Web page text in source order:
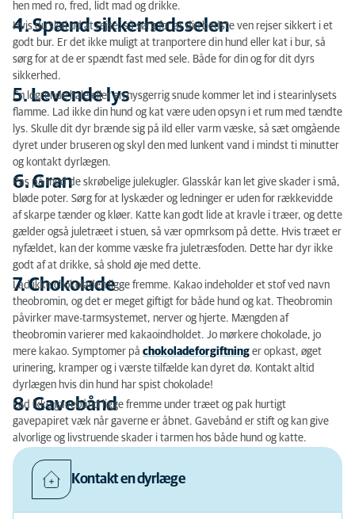
hen med ro, fred, lidt mad og drikke.
4. Spænd sikkerhedsselen
Hvis du skal ud at rejse, så sørg for at din bedste ven rejser sikkert i et
godt bur. Er det ikke muligt at tranportere din hund eller kat i bur, så
sørg for at de er spændt fast med sele. Både for din og for dit dyrs
sikkerhed.
5. Levende lys
En logrende hale eller en nysgerrig snude kommer let ind i stearinlysets
flamme. Lad ikke din hund og kat være uden opsyn i et rum med tændte
lys. Skulle dit dyr brænde sig på ild eller varm væske, så sæt omgående
dyret under bruseren og skyl den med lunkent vand i mindst ti minutter
og kontakt dyrlægen.
6. Gran
Pas på med de skrøbelige julekugler. Glasskår kan let give skader i små,
bløde poter. Sørg for at lyskæder og ledninger er uden for rækkevidde
af skarpe tænder og kløer. Katte kan godt lide at kravle i træer, og dette
gælder også juletræet i stuen, så vær opmrksom på dette. Hvis træet er
nyfældet, kan der komme væske fra juletræsfoden. Dette har dyr ikke
godt af at drikke, så shold øje med dette.
7. Chokolade
Lad ikke chokoladen ligge fremme. Kakao indeholder et stof ved navn
theobromin, og det er meget giftigt for både hund og kat. Theobromin
påvirker mave-tarmsystemet, nerver og hjerte. Mængden af
theobromin varierer med kakaoindholdet. Jo mørkere chokolade, jo
mere kakao. Symptomer på chokoladeforgiftning er opkast, øget
urinering, kramper og i værste tilfælde kan dyret dø. Kontakt altid
dyrlægen hvis din hund har spist chokolade!
8. Gavebånd
Lad ikke gavebånd ligge fremme under træet og pak hurtigt
gavepapiret væk når gaverne er åbnet. Gavebånd er stift og kan give
alvorlige og livstruende skader i tarmen hos både hund og katte.
Kontakt en dyrlæge